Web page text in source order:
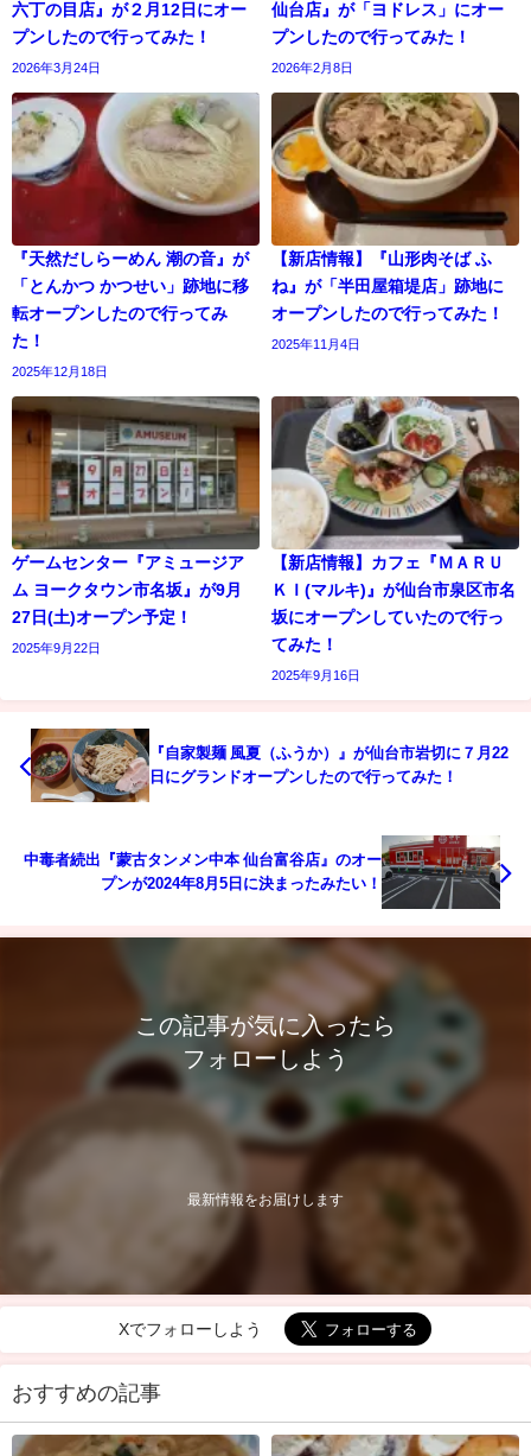
六丁の目店』が２月12日にオー
プンしたので行ってみた！
2026年3月24日
仙台店』が「ヨドレス」にオー
プンしたので行ってみた！
2026年2月8日
『天然だしらーめん 潮の音』が
「とんかつ かつせい」跡地に移
転オープンしたので行ってみ
た！
2025年12月18日
【新店情報】『山形肉そば ふ
ね』が「半田屋箱堤店」跡地に
オープンしたので行ってみた！
2025年11月4日
ゲームセンター『アミュージア
ム ヨークタウン市名坂』が9月
27日(土)オープン予定！
2025年9月22日
【新店情報】カフェ『ＭＡＲＵ
ＫＩ(マルキ)』が仙台市泉区市名
坂にオープンしていたので行っ
てみた！
2025年9月16日
『自家製麺 風夏（ふうか）』が仙台市岩切に７月22
日にグランドオープンしたので行ってみた！
中毒者続出『蒙古タンメン中本 仙台富谷店』のオー
プンが2024年8月5日に決まったみたい！
この記事が気に入ったら
フォローしよう
最新情報をお届けします
Xでフォローしよう
おすすめの記事